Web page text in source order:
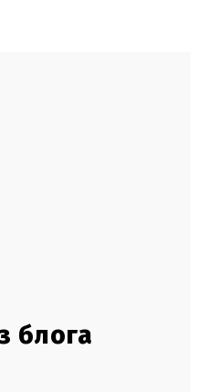
блога